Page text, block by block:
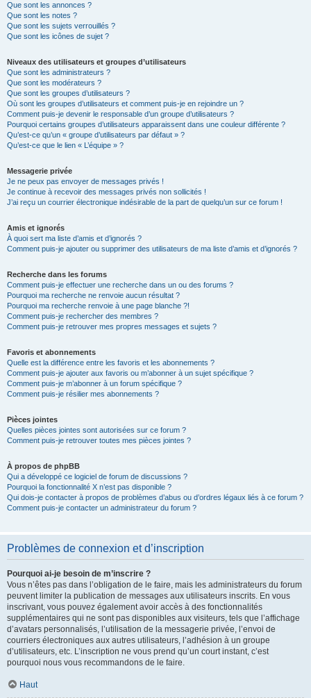
Que sont les annonces ?
Que sont les notes ?
Que sont les sujets verrouillés ?
Que sont les icônes de sujet ?
Niveaux des utilisateurs et groupes d’utilisateurs
Que sont les administrateurs ?
Que sont les modérateurs ?
Que sont les groupes d’utilisateurs ?
Où sont les groupes d’utilisateurs et comment puis-je en rejoindre un ?
Comment puis-je devenir le responsable d’un groupe d’utilisateurs ?
Pourquoi certains groupes d’utilisateurs apparaissent dans une couleur différente ?
Qu’est-ce qu’un « groupe d’utilisateurs par défaut » ?
Qu’est-ce que le lien « L’équipe » ?
Messagerie privée
Je ne peux pas envoyer de messages privés !
Je continue à recevoir des messages privés non sollicités !
J’ai reçu un courrier électronique indésirable de la part de quelqu’un sur ce forum !
Amis et ignorés
À quoi sert ma liste d’amis et d’ignorés ?
Comment puis-je ajouter ou supprimer des utilisateurs de ma liste d’amis et d’ignorés ?
Recherche dans les forums
Comment puis-je effectuer une recherche dans un ou des forums ?
Pourquoi ma recherche ne renvoie aucun résultat ?
Pourquoi ma recherche renvoie à une page blanche ?!
Comment puis-je rechercher des membres ?
Comment puis-je retrouver mes propres messages et sujets ?
Favoris et abonnements
Quelle est la différence entre les favoris et les abonnements ?
Comment puis-je ajouter aux favoris ou m’abonner à un sujet spécifique ?
Comment puis-je m’abonner à un forum spécifique ?
Comment puis-je résilier mes abonnements ?
Pièces jointes
Quelles pièces jointes sont autorisées sur ce forum ?
Comment puis-je retrouver toutes mes pièces jointes ?
À propos de phpBB
Qui a développé ce logiciel de forum de discussions ?
Pourquoi la fonctionnalité X n’est pas disponible ?
Qui dois-je contacter à propos de problèmes d’abus ou d’ordres légaux liés à ce forum ?
Comment puis-je contacter un administrateur du forum ?
Problèmes de connexion et d’inscription
Pourquoi ai-je besoin de m’inscrire ?
Vous n’êtes pas dans l’obligation de le faire, mais les administrateurs du forum
peuvent limiter la publication de messages aux utilisateurs inscrits. En vous
inscrivant, vous pouvez également avoir accès à des fonctionnalités
supplémentaires qui ne sont pas disponibles aux visiteurs, tels que l’affichage
d’avatars personnalisés, l’utilisation de la messagerie privée, l’envoi de
courriers électroniques aux autres utilisateurs, l’adhésion à un groupe
d’utilisateurs, etc. L’inscription ne vous prend qu’un court instant, c’est
pourquoi nous vous recommandons de le faire.
Haut